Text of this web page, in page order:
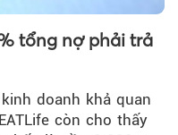
tổng nợ phải trả
doanh khả quan
còn cho thấy